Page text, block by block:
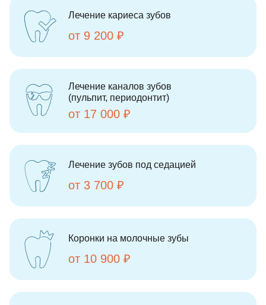
Лечение кариеса зубов
от 9 200 ₽
Лечение каналов зубов
(пульпит, периодонтит)
от 17 000 ₽
Лечение зубов под седацией
от 3 700 ₽
Коронки на молочные зубы
от 10 900 ₽